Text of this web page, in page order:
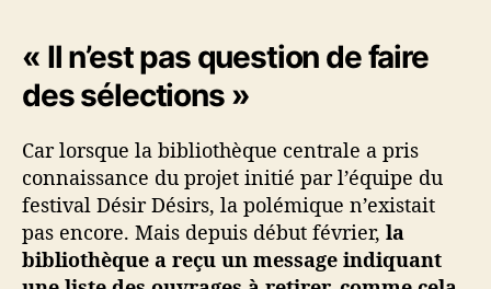
« Il n’est pas question de faire
des sélections »
Car lorsque la bibliothèque centrale a pris
connaissance du projet initié par l’équipe du
festival Désir Désirs, la polémique n’existait
pas encore. Mais depuis début février, la
bibliothèque a reçu un message indiquant